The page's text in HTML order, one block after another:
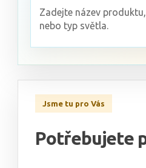
Zadejte název
nebo typ světla.
Jsme tu pro Vás
Potřebujete